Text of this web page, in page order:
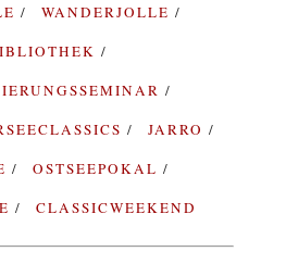
WANDERJOLLE
JARRO
OSTSEEPOKAL
CLASSICWEEKEND